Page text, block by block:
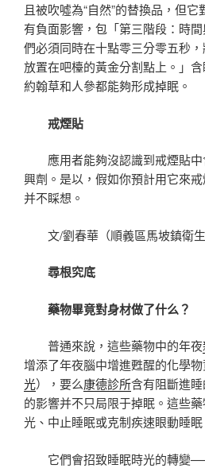
且被吹噓為“自然”的替換品，但它
有負面影響，包「第三階段：時
們必須同時在十點零三分零五秒
放置在吧檯的黃金分割點上。」
約翰草和人參都能夠形成掉眠。
戒煙貼
應用者能夠沒認識到戒煙貼
興劑。是以，假如你預計用它來
并不睬想。
文/劉春華（順義區馬坡鎮衛生
尋根究底
藥物畢竟對身材做了什么？
普通來說，這些藥物中的年夜
增添了年夜腦中增進甦醒的化學
光），要么康德診所含有阻斷進
的影響并不只局限于掉眠。這些
光、中止睡眠或克制疾速眼動睡眠
它們會招致睡眠時光的轉變